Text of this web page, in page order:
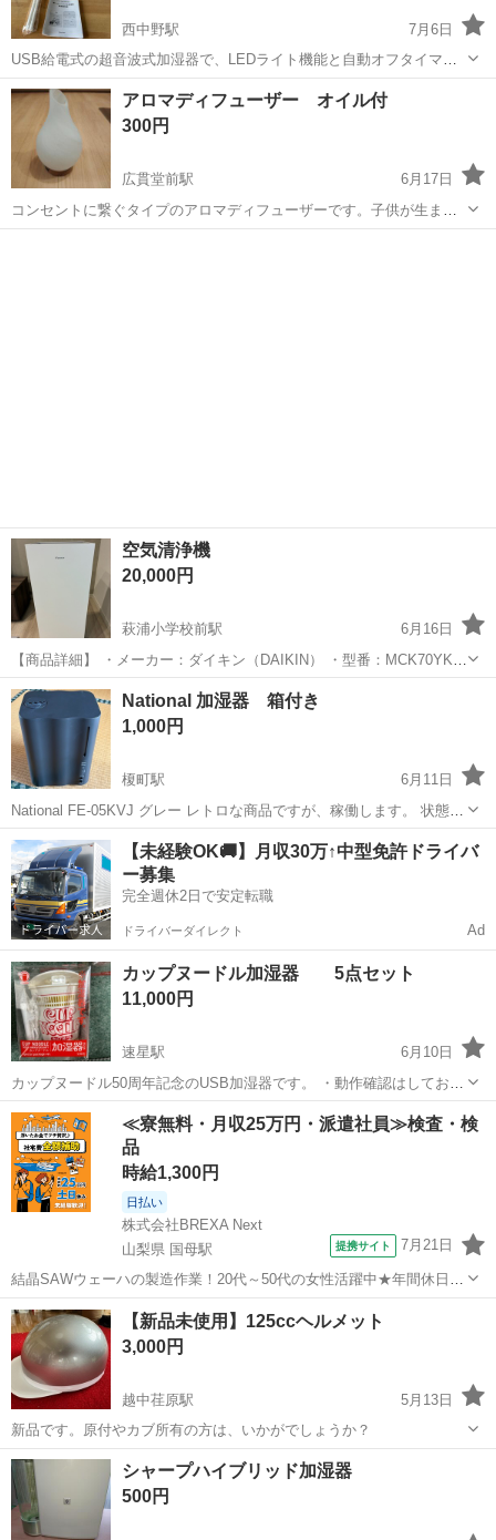
西中野駅
7月6日
USB給電式の超音波式加湿器で、LEDライト機能と自動オフタイマー
を搭載したコンパクトな卓上モデルです。 - 製品名: Fuku Fuku
Nyanko 癒しのパーソナル加湿器 - 加湿方式: 超音波式 - タンク...
富山 富山市 西中野駅 季節、空調家電
アロマディフューザー オイル付
300円
広貫堂前駅
6月17日
コンセントに繋ぐタイプのアロマディフューザーです。子供が生まれ
てから使わなくなったので、出品します。 オイルもあるので、すぐ使
空気清浄機
20,000円
萩浦小学校前駅
6月16日
【商品詳細】 ・メーカー：ダイキン（DAIKIN） ・型番：MCK70YKS-
W ・年式：2022年製 ・加湿機能付き空気清浄機 【状態】 ・通電確認
済み ・簡易的な動作確認のみ（細かい動作までは未確認） ・フィルタ
ー部分...
富山 富山市 萩浦小学校前駅 季節、空調家電
National 加湿器 箱付き
1,000円
榎町駅
6月11日
National FE-05KVJ グレー レトロな商品ですが、稼働します。 状態は
箱にしまわれていたので、比較的綺麗です。 自宅保管、中古のため気
になる方はお控え下さい。
富山 中新川郡 榎町駅 季節、空調家電 National
【未経験OK🚚】月収30万↑中型免許ドライバ
ー募集
完全週休2日で安定転職
ドライバーダイレクト Ad
カップヌードル加湿器 5点セット
11,000円
速星駅
6月10日
カップヌードル50周年記念のUSB加湿器です。 ・動作確認はしており
ません。新品です。 ・付属品は写真のものが全てです。 USBケーブ
ル付いてます。 ・インテリアとしても可愛く、コレクションにもおす
すめです。 自宅保管...
富山 富山市 速星駅 季節、空調家電
≪寮無料・月収25万円・派遣社員≫検査・検
品
時給1,300円
日払い
株式会社BREXA Next
山梨県 国母駅
提携サイト 7月21日
結晶SAWウェーハの製造作業！20代～50代の女性活躍中★年間休日
120日＆土日祝休み！クリーンルーム内でのお仕事！日払い制度利用可
◎正社員登用制度あり！マイカー通勤可！《山梨県中巨摩郡昭和町》
人気の工場のお仕事 ◇結晶...
山梨 国母駅 その他
【新品未使用】125ccヘルメット
3,000円
越中荏原駅
5月13日
新品です。原付やカブ所有の方は、いかがでしょうか？
富山 富山市 越中荏原駅 季節、空調家電
シャープハイブリッド加湿器
500円